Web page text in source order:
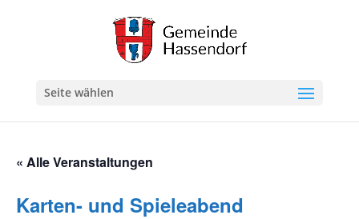
Seite wählen
« Alle Veranstaltungen
Karten- und Spieleabend